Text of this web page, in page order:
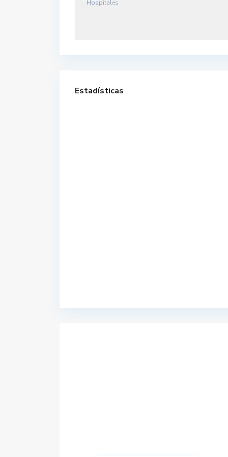
Estadísticas